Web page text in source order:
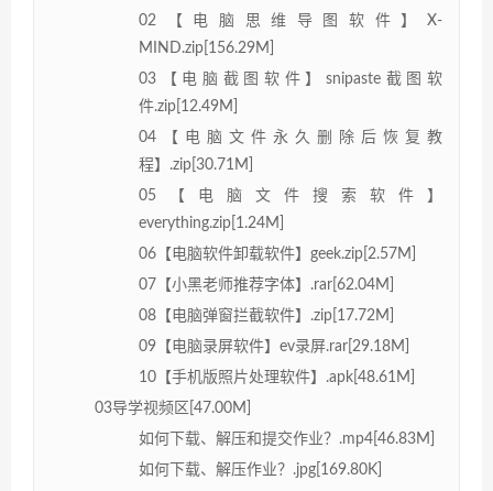
02【电脑思维导图软件】X-
MIND.zip[156.29M]
03【电脑截图软件】snipaste截图软
件.zip[12.49M]
04【电脑文件永久删除后恢复教
程】.zip[30.71M]
05【电脑文件搜索软件】
everything.zip[1.24M]
06【电脑软件卸载软件】geek.zip[2.57M]
07【小黑老师推荐字体】.rar[62.04M]
08【电脑弹窗拦截软件】.zip[17.72M]
09【电脑录屏软件】ev录屏.rar[29.18M]
10【手机版照片处理软件】.apk[48.61M]
03导学视频区[47.00M]
如何下载、解压和提交作业？.mp4[46.83M]
如何下载、解压作业？.jpg[169.80K]